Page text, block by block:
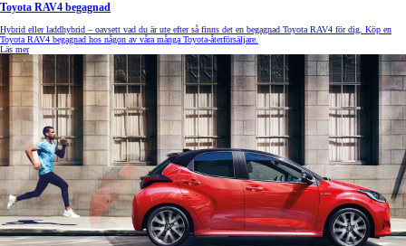
Toyota RAV4 begagnad
Hybrid eller laddhybrid – oavsett vad du är ute efter så finns det en begagnad Toyota RAV4 för dig. Köp en
Toyota RAV4 begagnad hos någon av våra många Toyota-återförsäljare.
Läs mer